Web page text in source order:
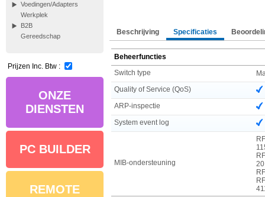
Voedingen/Adapters
Werkplek
B2B
Gereedschap
Prijzen Inc. Btw :
ONZE
DIENSTEN
PC BUILDER
REMOTE
Beschrijving Specificaties
Beheerfuncties
Switch type
Quality of Service (QoS)
ARP-inspectie
System event log
MIB-ondersteuning